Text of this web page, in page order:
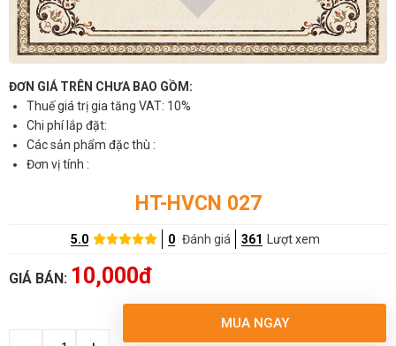
ĐƠN GIÁ TRÊN CHƯA BAO GỒM:
Thuế giá trị gia tăng VAT: 10%
Chi phí lắp đặt:
Các sản phẩm đặc thù :
Đơn vị tính :
HT-HVCN 027
5.0 0 Đánh giá 361 Lượt xem
GIÁ BÁN: 10,000đ
MUA NGAY